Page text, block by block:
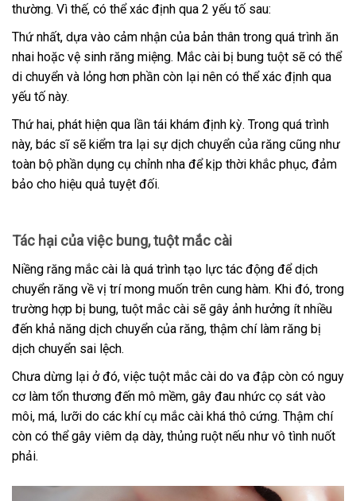
thường. Vì thế, có thể xác định qua 2 yếu tố sau:
Thứ nhất, dựa vào cảm nhận của bản thân trong quá trình ăn
nhai hoặc vệ sinh răng miệng. Mắc cài bị bung tuột sẽ có thể
di chuyển và lỏng hơn phần còn lại nên có thể xác định qua
yếu tố này.
Thứ hai, phát hiện qua lần tái khám định kỳ. Trong quá trình
này, bác sĩ sẽ kiểm tra lại sự dịch chuyển của răng cũng như
toàn bộ phần dụng cụ chỉnh nha để kịp thời khắc phục, đảm
bảo cho hiệu quả tuyệt đối.
Tác hại của việc bung, tuột mắc cài
Niềng răng mắc cài là quá trình tạo lực tác động để dịch
chuyển răng về vị trí mong muốn trên cung hàm. Khi đó, trong
trường hợp bị bung, tuột mắc cài sẽ gây ảnh hưởng ít nhiều
đến khả năng dịch chuyển của răng, thậm chí làm răng bị
dịch chuyển sai lệch.
Chưa dừng lại ở đó, việc tuột mắc cài do va đập còn có nguy
cơ làm tổn thương đến mô mềm, gây đau nhức cọ sát vào
môi, má, lưỡi do các khí cụ mắc cài khá thô cứng. Thậm chí
còn có thể gây viêm dạ dày, thủng ruột nếu như vô tình nuốt
phải.